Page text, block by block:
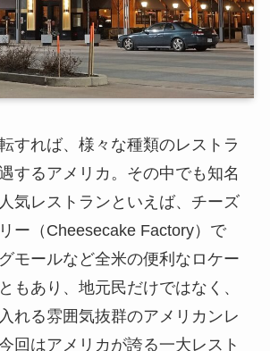
すれば、様々な種類のレストラ
するアメリカ。その中でも知名
気レストランといえば、チーズ
ー（Cheesecake Factory）で
モールなど全米の便利なロケー
もあり、地元民だけではなく、
れる雰囲気抜群のアメリカンレ
回はアメリカが誇る一大レスト